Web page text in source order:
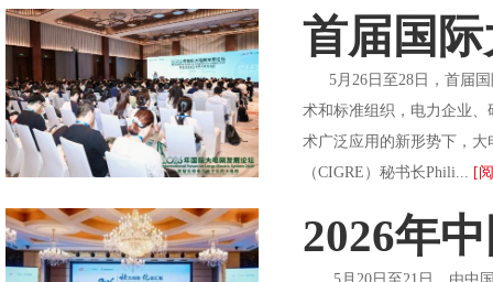
首届国
5月26日至28日，首届国
术和标准组织，电力企业
术广泛应用的新形势下，
（CIGRE）秘书长Phili... [
2026年